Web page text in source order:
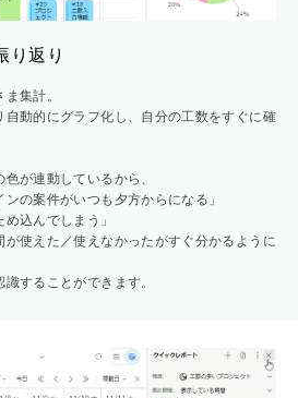
り返り
集計。
自動的にグラフ化し、自分の工数をすぐに確
が連動しているから、
の案件がいつも夕方からになる」
込んでしまう」
使えた／使えなかったがすぐ分かるように
することができます。